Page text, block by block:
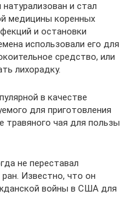
и стал
медицины коренных
и остановки
использовали его для
средство, или
лихорадку.
в качестве
для приготовления
травяного чая для пользы
не переставал
Известно, что он
войны в США для